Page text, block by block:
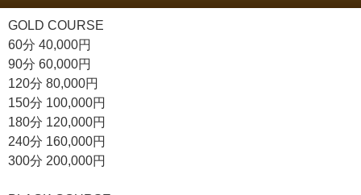
GOLD COURSE
60分 40,000円
90分 60,000円
120分 80,000円
150分 100,000円
180分 120,000円
240分 160,000円
300分 200,000円